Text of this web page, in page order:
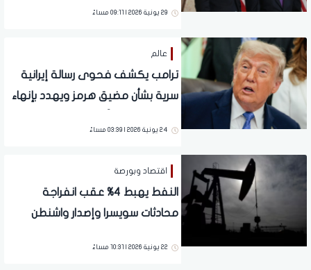
29 يونية 2026 | 09:11 مساءً
عالم
ترامب يكشف فحوى رسالة إيرانية
سرية بشأن مضيق هرمز ويهدد بإنهاء
24 يونية 2026 | 03:39 مساءً
اقتصاد وبورصة
النفط يهبط 4% عقب انفراجة
محادثات سويسرا وإصدار واشنطن
22 يونية 2026 | 10:31 مساءً